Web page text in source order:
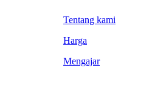
Tentang kami
Harga
Mengajar